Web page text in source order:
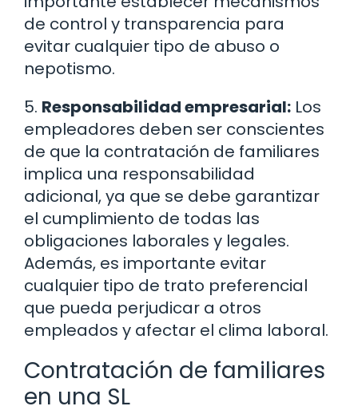
de control y transparencia para
evitar cualquier tipo de abuso o
nepotismo.
5. Responsabilidad empresarial: Los
empleadores deben ser conscientes
de que la contratación de familiares
implica una responsabilidad
adicional, ya que se debe garantizar
el cumplimiento de todas las
obligaciones laborales y legales.
Además, es importante evitar
cualquier tipo de trato preferencial
que pueda perjudicar a otros
empleados y afectar el clima laboral.
Contratación de familiares
en una SL